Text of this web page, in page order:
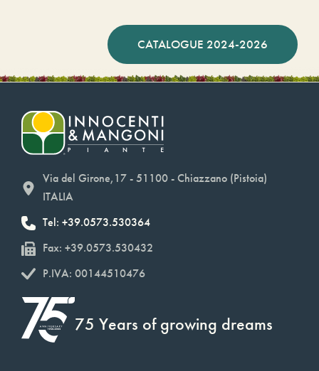
CATALOGUE 2024-2026
Via del Girone,17 - 51100 - Chiazzano (Pistoia)
ITALIA
Tel: +39.0573.530364
Fax: +39.0573.530432
P.IVA: 00144510476
75 Years of growing dreams